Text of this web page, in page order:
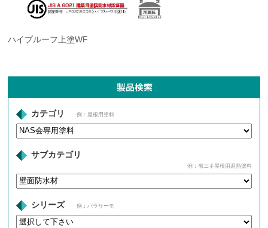
ハイプルーフ上塗WF
カテゴリ 例：屋根用塗料
サブカテゴリ
例：省エネ屋根用遮熱塗料
シリーズ 例：パラサーモ